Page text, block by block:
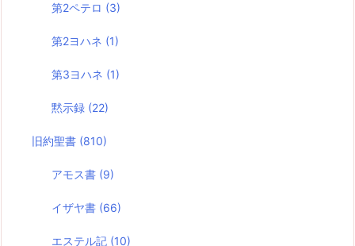
第2ペテロ (3)
第2ヨハネ (1)
第3ヨハネ (1)
黙示録 (22)
旧約聖書 (810)
アモス書 (9)
イザヤ書 (66)
エステル記 (10)